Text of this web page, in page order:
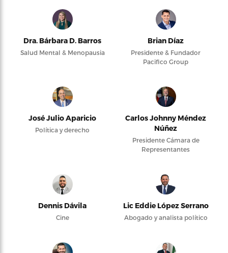
Dra. Bárbara D. Barros
Salud Mental & Menopausia
Brian Díaz
Presidente & Fundador
Pacifico Group
José Julio Aparicio
Política y derecho
Carlos Johnny Méndez
Núñez
Presidente Cámara de
Representantes
Dennis Dávila
Cine
Lic Eddie López Serrano
Abogado y analista político